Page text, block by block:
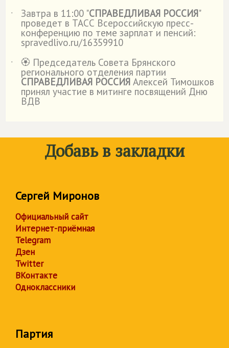
˙
Завтра в 11:00 "СПРАВЕДЛИВАЯ РОССИЯ"
проведет в ТАСС Всероссийскую пресс-
конференцию по теме зарплат и пенсий:
spravedlivo.ru/16359910
˙
🏵️ Председатель Совета Брянского
регионального отделения партии
СПРАВЕДЛИВАЯ РОССИЯ Алексей Тимошков
принял участие в митинге посвящений Дню
ВДВ
Добавь в закладки
Сергей Миронов
Официальный сайт
Интернет-приёмная
Telegram
Дзен
Twitter
ВКонтакте
Одноклассники
Партия